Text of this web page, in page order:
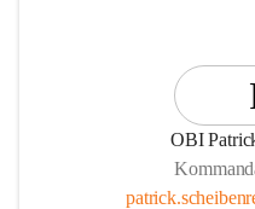
OBI